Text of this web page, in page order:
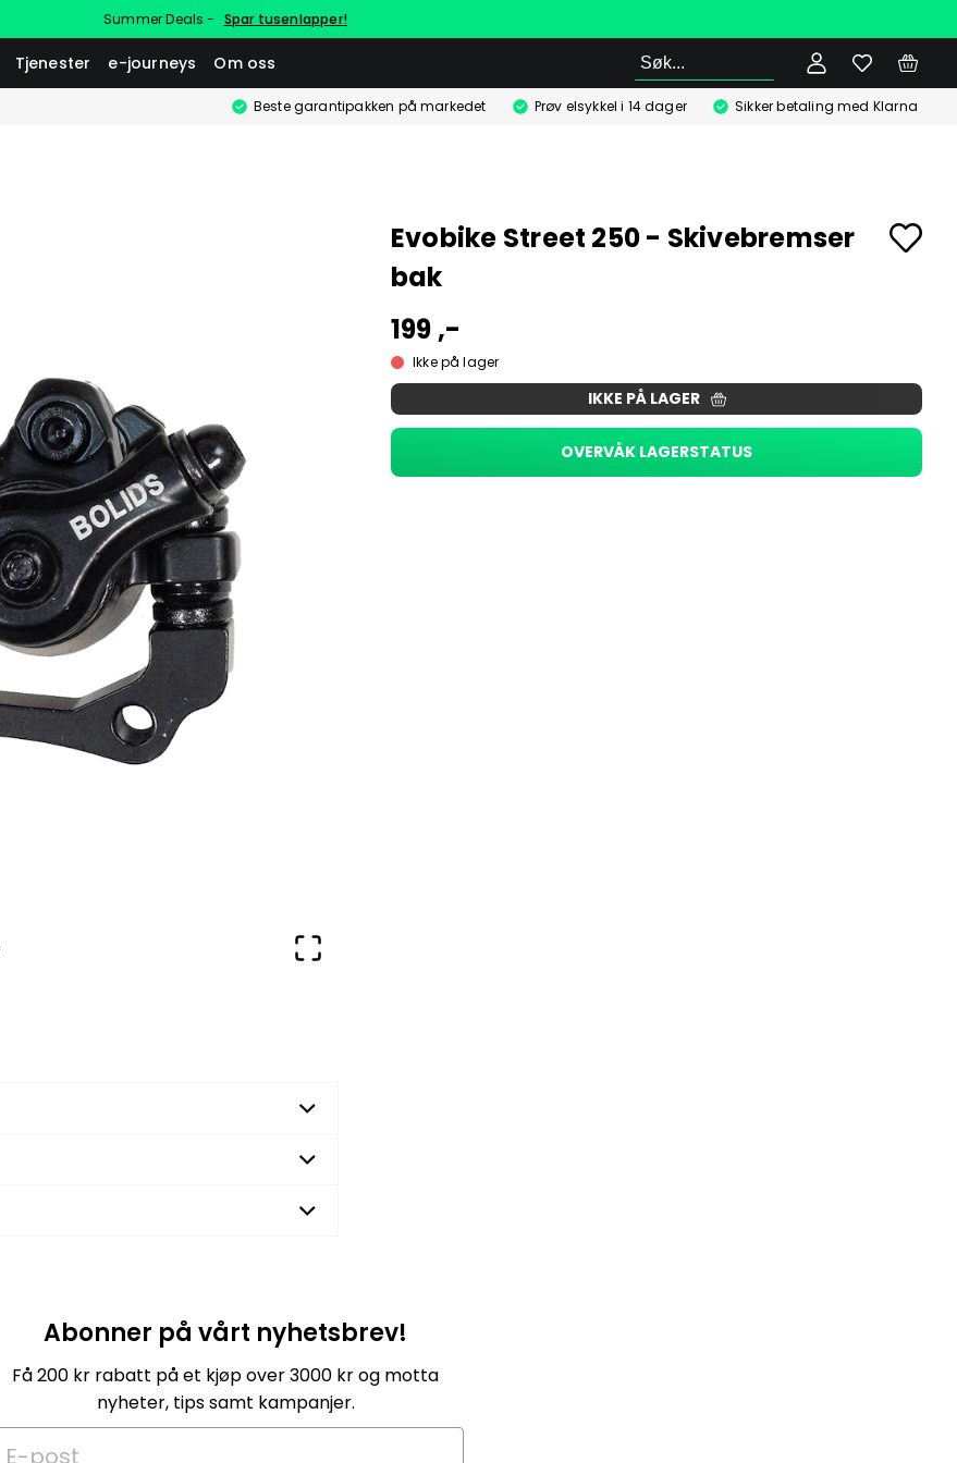
Summer Deals - Spar tusenlapper!
Tjenester e-journeys Om oss Søk
Beste garantipakken på markedet Prøv elsykkel i 14 dager Sikker betaling med Klarna
Evobike Street 250 - Skivebremser
bak
199 ,-
Ikke på lager
IKKE PÅ LAGER
OVERVÅK LAGERSTATUS
Abonner på vårt nyhetsbrev!
Få 200 kr rabatt på et kjøp over 3000 kr og motta
nyheter, tips samt kampanjer.
E-post